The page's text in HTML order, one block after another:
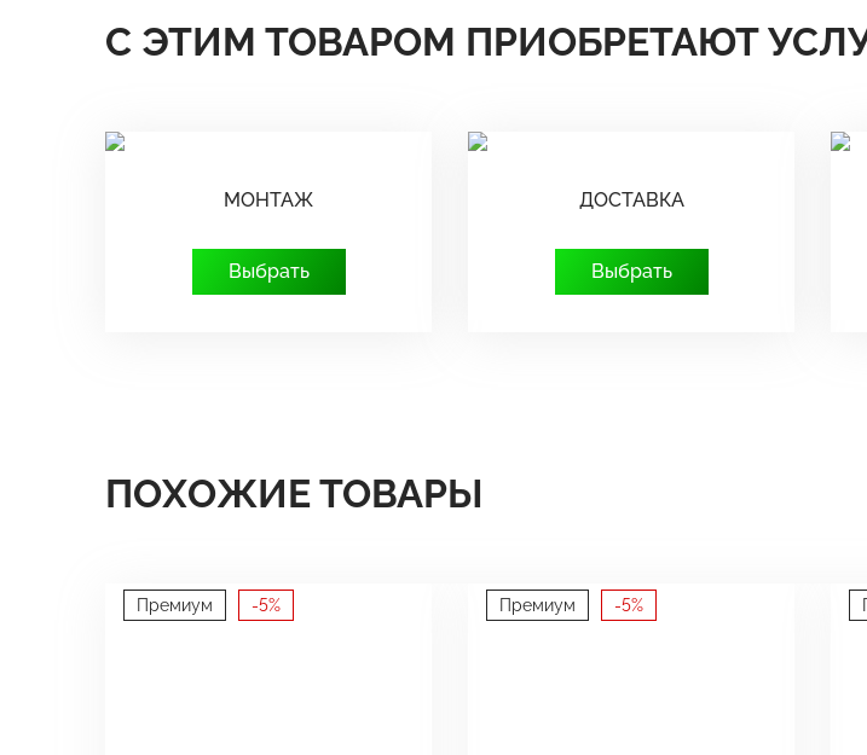
С ЭТИМ ТОВАРОМ ПРИОБРЕТАЮТ
МОНТАЖ
Выбрать
ДОСТАВКА
Выбрать
ПОХОЖИЕ ТОВАРЫ
Премиум -5% Премиум -5%